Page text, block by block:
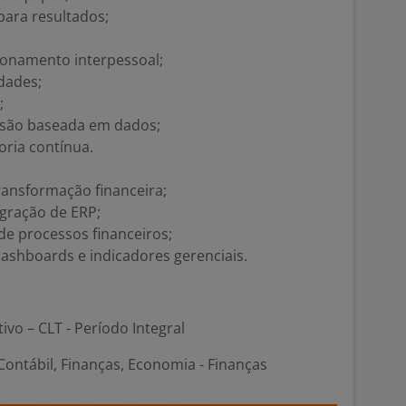
resultados;
interpessoal;
baseada em dados;
contínua.
financeira;
de ERP;
processos financeiros;
e indicadores gerenciais.
– CLT - Período Integral
Finanças, Economia - Finanças